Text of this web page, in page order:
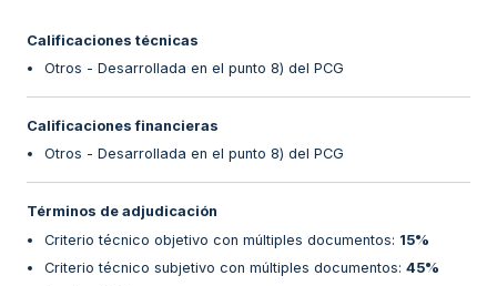
Calificaciones técnicas
Otros - Desarrollada en el punto 8) del PCG
Calificaciones financieras
Otros - Desarrollada en el punto 8) del PCG
Términos de adjudicación
Criterio técnico objetivo con múltiples documentos: 15%
Criterio técnico subjetivo con múltiples documentos: 45%